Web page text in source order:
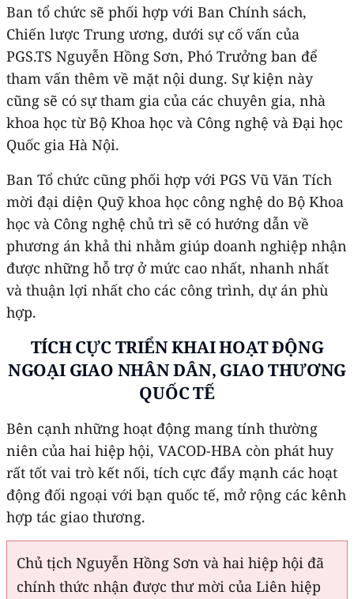
Ban tổ chức sẽ phối hợp với Ban Chính sách,
Chiến lược Trung ương, dưới sự cố vấn của
PGS.TS Nguyễn Hồng Sơn, Phó Trưởng ban để
tham vấn thêm về mặt nội dung. Sự kiện này
cũng sẽ có sự tham gia của các chuyên gia, nhà
khoa học từ Bộ Khoa học và Công nghệ và Đại học
Quốc gia Hà Nội.
Ban Tổ chức cũng phối hợp với PGS Vũ Văn Tích
mời đại diện Quỹ khoa học công nghệ do Bộ Khoa
học và Công nghệ chủ trì sẽ có hướng dẫn về
phương án khả thi nhằm giúp doanh nghiệp nhận
được những hỗ trợ ở mức cao nhất, nhanh nhất
và thuận lợi nhất cho các công trình, dự án phù
hợp.
TÍCH CỰC TRIỂN KHAI HOẠT ĐỘNG
NGOẠI GIAO NHÂN DÂN, GIAO THƯƠNG
QUỐC TẾ
Bên cạnh những hoạt động mang tính thường
niên của hai hiệp hội, VACOD-HBA còn phát huy
rất tốt vai trò kết nối, tích cực đẩy mạnh các hoạt
động đối ngoại với bạn quốc tế, mở rộng các kênh
hợp tác giao thương.
Chủ tịch Nguyễn Hồng Sơn và hai hiệp hội đã
chính thức nhận được thư mời của Liên hiệp